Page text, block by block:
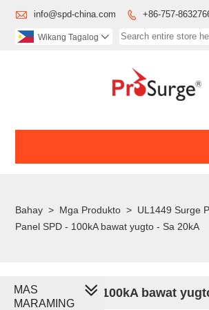
 info@spd-china.com  +86-757-
Wikang Tagalog 
Bahay > Mga Produkto > UL1449 Surge
Panel SPD - 100kA bawat yugto - Sa 20kA
Panel SPD - 100kA bawat
MAS
MARAMING